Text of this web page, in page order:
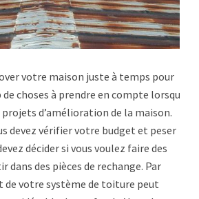
votre maison juste à temps pour
choses à prendre en compte lorsque
d’amélioration de la maison.
devez vérifier votre budget et peser
décider si vous voulez faire des
dans des pièces de rechange. Par
de votre système de toiture peut